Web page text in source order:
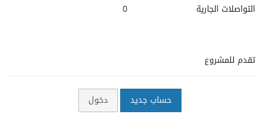
التواصلات الجارية
0
تقدم للمشروع
حساب جديد دخول